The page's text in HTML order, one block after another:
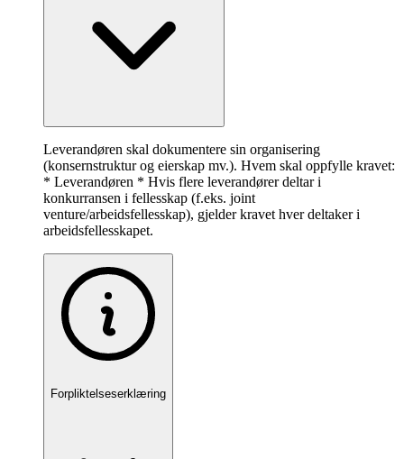
Leverandøren skal dokumentere sin organisering
(konsernstruktur og eierskap mv.). Hvem skal oppfylle kravet:
* Leverandøren * Hvis flere leverandører deltar i
konkurransen i fellesskap (f.eks. joint
venture/arbeidsfellesskap), gjelder kravet hver deltaker i
arbeidsfellesskapet.
Forpliktelseserklæring